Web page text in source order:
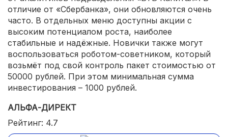
отличие от «Сбербанка», они обновляются очень
часто. В отдельных меню доступны акции с
высоким потенциалом роста, наиболее
стабильные и надёжные. Новички также могут
воспользоваться роботом-советником, который
возьмёт под свой контроль пакет стоимостью от
50000 рублей. При этом минимальная сумма
инвестирования – 1000 рублей.
АЛЬФА-ДИРЕКТ
Рейтинг: 4.7